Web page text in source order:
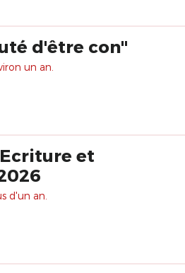
d'être con"
un an.
et
d'un an.